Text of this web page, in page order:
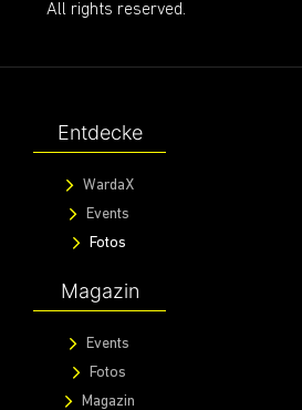
All rights reserved.
Entdecke
WardaX
Events
Fotos
Magazin
Events
Fotos
Magazin